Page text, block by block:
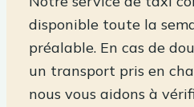
disponible toute la
préalable. En cas de
un transport pris en
nous vous aidons à